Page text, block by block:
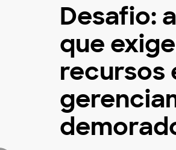
Desafio:
que
recursos